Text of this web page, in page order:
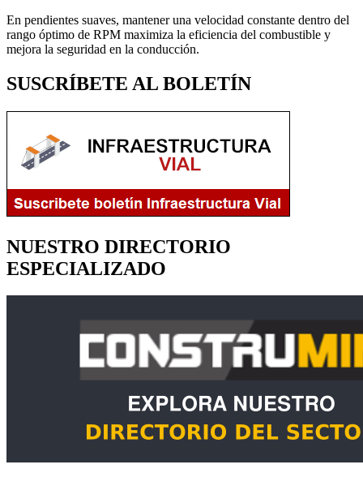
En pendientes suaves, mantener una velocidad constante dentro del
rango óptimo de RPM maximiza la eficiencia del combustible y
mejora la seguridad en la conducción.
SUSCRÍBETE AL BOLETÍN
NUESTRO DIRECTORIO
ESPECIALIZADO